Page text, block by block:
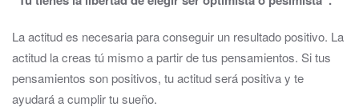
La actitud es necesaria para conseguir un resultado positivo. La
actitud la creas tú mismo a partir de tus pensamientos. Si tus
pensamientos son positivos, tu actitud será positiva y te
ayudará a cumplir tu sueño.